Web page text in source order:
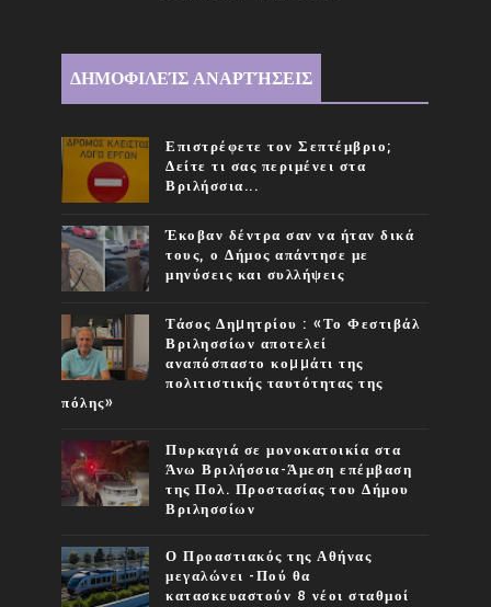
ΔΗΜΟΦΙΛΕΊΣ ΑΝΑΡΤΉΣΕΙΣ
Επιστρέφετε τον Σεπτέμβριο;
Δείτε τι σας περιμένει στα
Βριλήσσια...
Έκοβαν δέντρα σαν να ήταν δικά
τους, ο Δήμος απάντησε με
μηνύσεις και συλλήψεις
Τάσος Δηµητρίου : «Το Φεστιβάλ
Βριλησσίων αποτελεί
αναπόσπαστο κοµµάτι της
πολιτιστικής ταυτότητας της
πόλης»
Πυρκαγιά σε μονοκατοικία στα
Άνω Βριλήσσια-Άμεση επέμβαση
της Πολ. Προστασίας του Δήμου
Βριλησσίων
Ο Προαστιακός της Αθήνας
μεγαλώνει -Πού θα
κατασκευαστούν 8 νέοι σταθμοί